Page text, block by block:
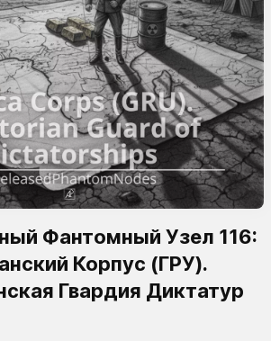
Фантомный Узел 116:
Корпус (ГРУ).
Гвардия Диктатур